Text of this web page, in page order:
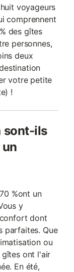
voyageurs
comprennent
des gîtes
personnes,
deux
votre petite
!
sont-ils
%ont un
y
dont
parfaites. Que
ou
gîtes ont l'air
En été,